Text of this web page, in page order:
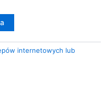
internetowych lub